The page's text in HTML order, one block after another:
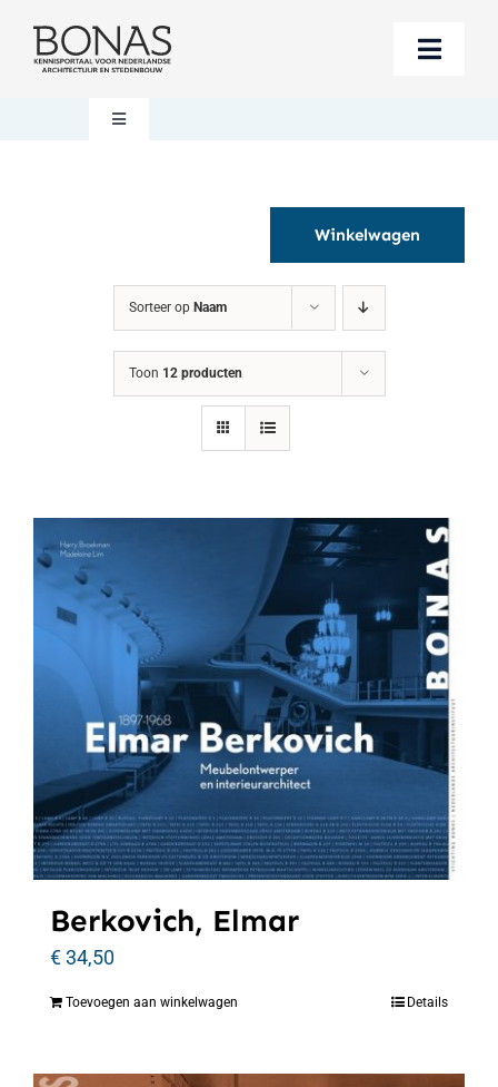
naar
Toggle
Berichten
Steun BONAS
Toggle
Winkelwagen
Sorteer op Naam
Toon 12 producten
Berkovich, Elmar
€34,50
Toevoegen aan winkelwagen Details